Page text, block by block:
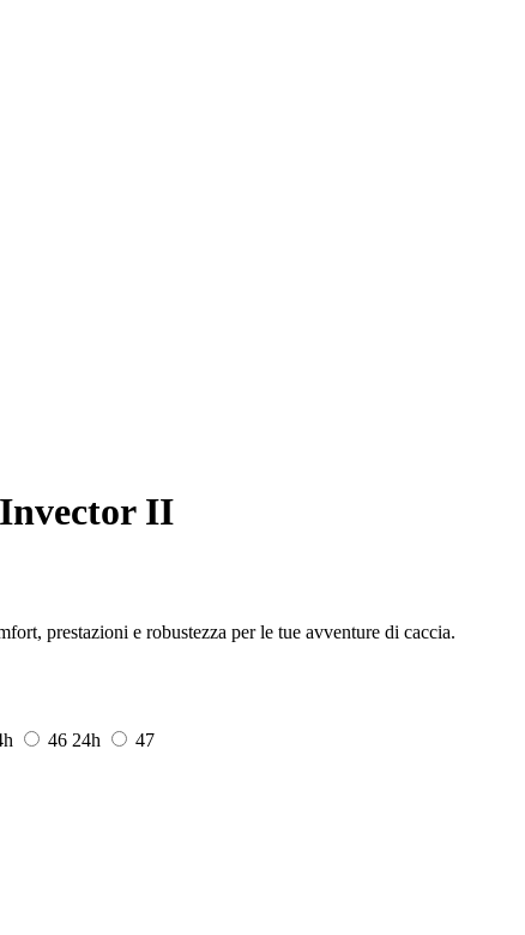
II
prestazioni e robustezza per le tue avventure di caccia.
46 24h
47